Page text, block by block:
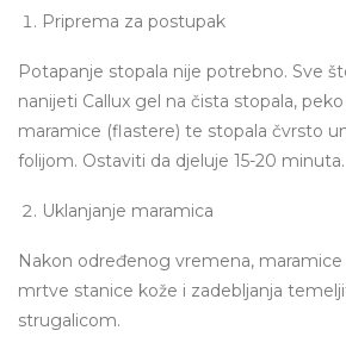
Priprema za postupak
Potapanje stopala nije potrebno. Sve
nanijeti Callux gel na čista stopala,
maramice (flastere) te stopala čvrsto
folijom. Ostaviti da djeluje 15-20 minuta.
Uklanjanje maramica
Nakon određenog vremena, maramice
mrtve stanice kože i zadebljanja
strugalicom.